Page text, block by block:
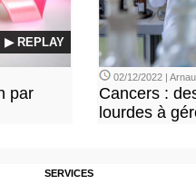
▶ REPLAY
par
02/12/2022 |
Cancers :
lourdes à
SERVICES